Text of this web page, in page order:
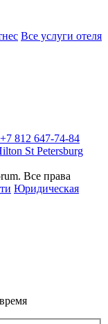
Все услуги отеля
+7 812 647-74-84
St Petersburg
Все права
Юридическая